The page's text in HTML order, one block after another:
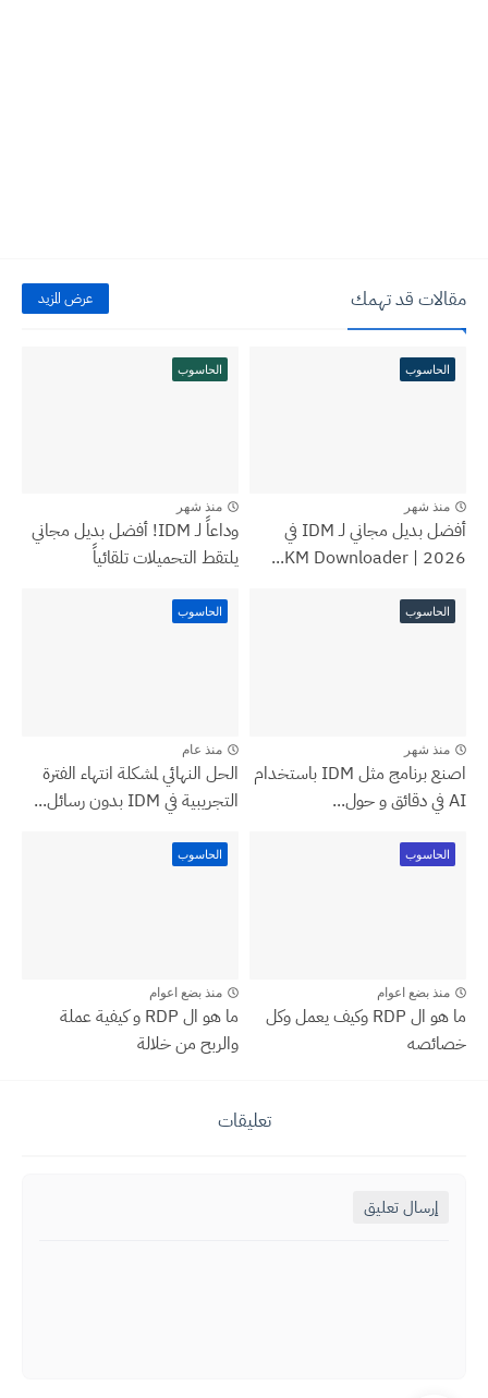
مقالات قد تهمك عرض المزيد
الحاسوب
منذ شهر
أفضل بديل مجاني لـ IDM في
2026 | KM Downloader...
الحاسوب
منذ شهر
وداعاً لـ IDM! أفضل بديل مجاني
يلتقط التحميلات تلقائياً
الحاسوب
منذ شهر
اصنع برنامج مثل IDM باستخدام
AI في دقائق و حول...
الحاسوب
منذ عام
الحل النهائي لمشكلة انتهاء الفترة
التجريبية في IDM بدون رسائل...
الحاسوب
منذ بضع اعوام
ما هو ال RDP وكيف يعمل وكل
خصائصه
الحاسوب
منذ بضع اعوام
ما هو ال RDP و كيفية عملة
والربح من خلالة
تعليقات
إرسال تعليق